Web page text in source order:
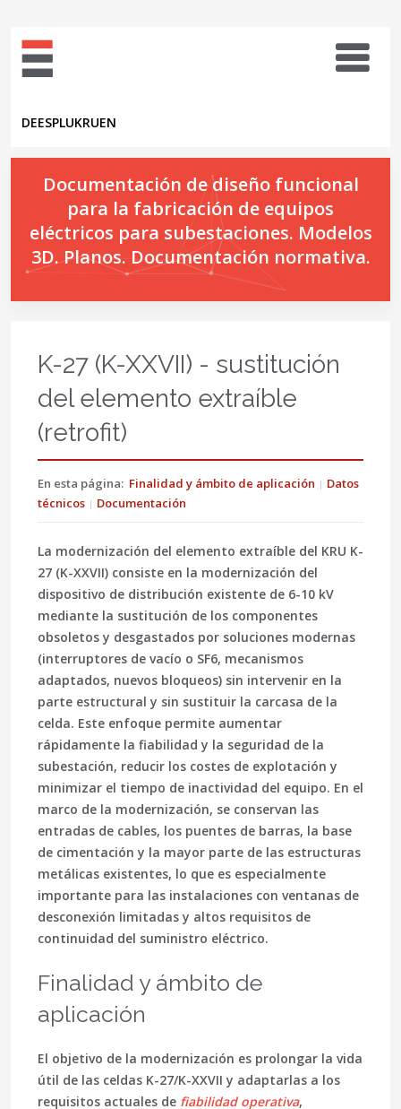
DEESPLUKRUEN
Documentación de diseño funcional
para la fabricación de equipos
eléctricos para subestaciones. Modelos
3D. Planos. Documentación normativa.
K-27 (K-XXVII) - sustitución
del elemento extraíble
(retrofit)
En esta página: Finalidad y ámbito de aplicación
Datos
técnicos
Documentación
La modernización del elemento extraíble del KRU K-
27 (K-XXVII) consiste en la modernización del
dispositivo de distribución existente de 6-10 kV
mediante la sustitución de los componentes
obsoletos y desgastados por soluciones modernas
(interruptores de vacío o SF6, mecanismos
adaptados, nuevos bloqueos) sin intervenir en la
parte estructural y sin sustituir la carcasa de la
celda. Este enfoque permite aumentar
rápidamente la fiabilidad y la seguridad de la
subestación, reducir los costes de explotación y
minimizar el tiempo de inactividad del equipo. En el
marco de la modernización, se conservan las
entradas de cables, los puentes de barras, la base
de cimentación y la mayor parte de las estructuras
metálicas existentes, lo que es especialmente
importante para las instalaciones con ventanas de
desconexión limitadas y altos requisitos de
continuidad del suministro eléctrico.
Finalidad y ámbito de
aplicación
El objetivo de la modernización es prolongar la vida
útil de las celdas K-27/K-XXVII y adaptarlas a los
requisitos actuales de fiabilidad operativa,